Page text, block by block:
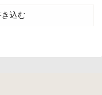
込む